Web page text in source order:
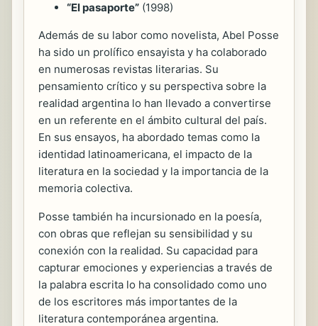
“El pasaporte” (1998)
Además de su labor como novelista, Abel Posse
ha sido un prolífico ensayista y ha colaborado
en numerosas revistas literarias. Su
pensamiento crítico y su perspectiva sobre la
realidad argentina lo han llevado a convertirse
en un referente en el ámbito cultural del país.
En sus ensayos, ha abordado temas como la
identidad latinoamericana, el impacto de la
literatura en la sociedad y la importancia de la
memoria colectiva.
Posse también ha incursionado en la poesía,
con obras que reflejan su sensibilidad y su
conexión con la realidad. Su capacidad para
capturar emociones y experiencias a través de
la palabra escrita lo ha consolidado como uno
de los escritores más importantes de la
literatura contemporánea argentina.